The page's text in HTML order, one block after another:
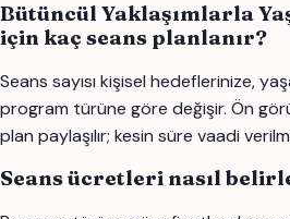
Bütüncül Yaklaşımlarla
için kaç seans planlanır?
Seans sayısı kişisel hedeflerinize,
program türüne göre değişir. Ön
plan paylaşılır; kesin süre vaadi
Seans ücretleri nasıl